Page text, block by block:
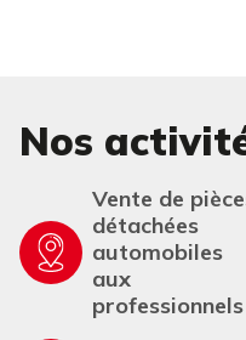
Nos
Vente de
détachées
automobiles
aux
professionnels